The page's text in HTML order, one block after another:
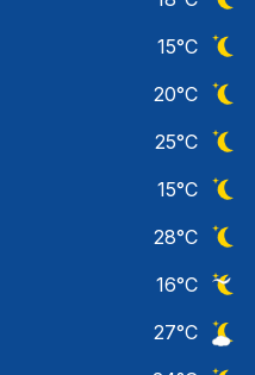
15°C
20°C
25°C
15°C
28°C
16°C
27°C